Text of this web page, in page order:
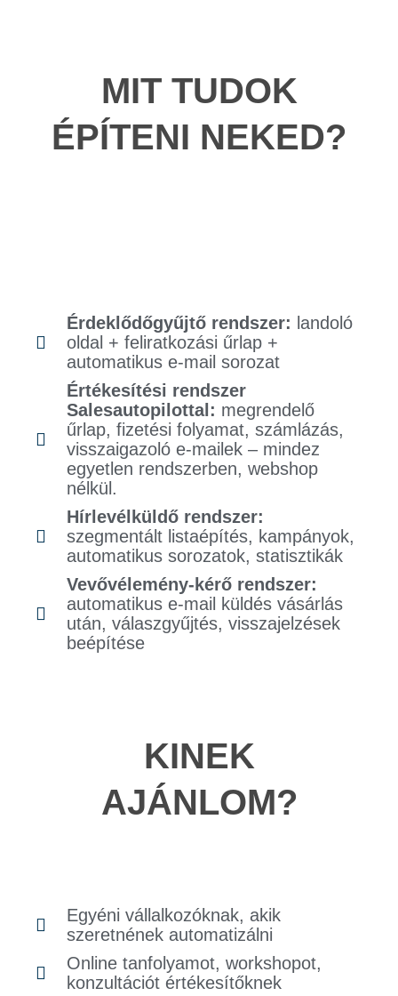
MIT TUDOK
ÉPÍTENI NEKED?
Érdeklődőgyűjtő rendszer: landoló
oldal + feliratkozási űrlap +
automatikus e-mail sorozat
Értékesítési rendszer
Salesautopilottal: megrendelő
űrlap, fizetési folyamat, számlázás,
visszaigazoló e-mailek – mindez
egyetlen rendszerben, webshop
nélkül.
Hírlevélküldő rendszer:
szegmentált listaépítés, kampányok,
automatikus sorozatok, statisztikák
Vevővélemény-kérő rendszer:
automatikus e-mail küldés vásárlás
után, válaszgyűjtés, visszajelzések
beépítése
KINEK
AJÁNLOM?
Egyéni vállalkozóknak, akik
szeretnének automatizálni
Online tanfolyamot, workshopot,
konzultációt értékesítőknek